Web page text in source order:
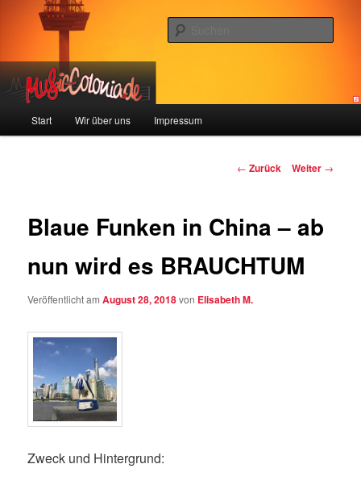
music-colonia
Colonia und Musik!
Start Wir über uns Impressum
Beitragsnavigation
← Zurück Weiter →
Blaue Funken in China – ab
nun wird es BRAUCHTUM
Veröffentlicht amAugust 28, 2018von Elisabeth M.
Zweck und Hintergrund: